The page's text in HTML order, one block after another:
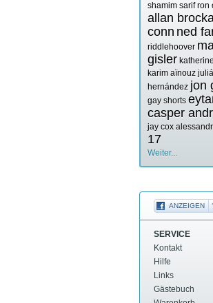
shamim sarif ron
allan
conn ned
riddlehoover
gisler
karim aïnouz
hernández jon
gay shorts
casper
jay cox
17
Weiter...
ANZEIGEN
SERVICE
Kontakt
Hilfe
Links
Gästebuch